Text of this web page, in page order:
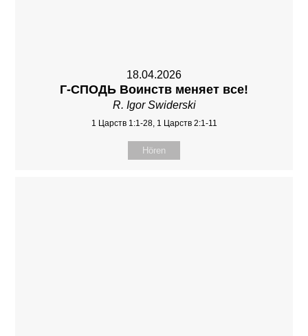
18.04.2026
Г-СПОДЬ Воинств меняет все!
R. Igor Swiderski
1 Царств 1:1-28, 1 Царств 2:1-11
Hören